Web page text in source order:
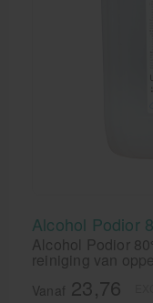
Alcohol Podior
Alcohol Podior
reiniging van
Alcohol Podior
desinfectiemiddel.
Vanaf 23,76